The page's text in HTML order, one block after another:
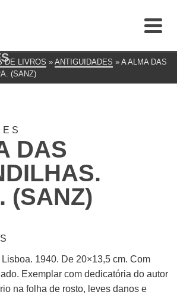
DE LIVROS » ANTIGUIDADES » A ALMA DAS
(SANZ)
DAS
(SANZ)
1940. De 20×13,5 cm. Com
Exemplar com dedicatória do autor
na folha de rosto, leves danos e